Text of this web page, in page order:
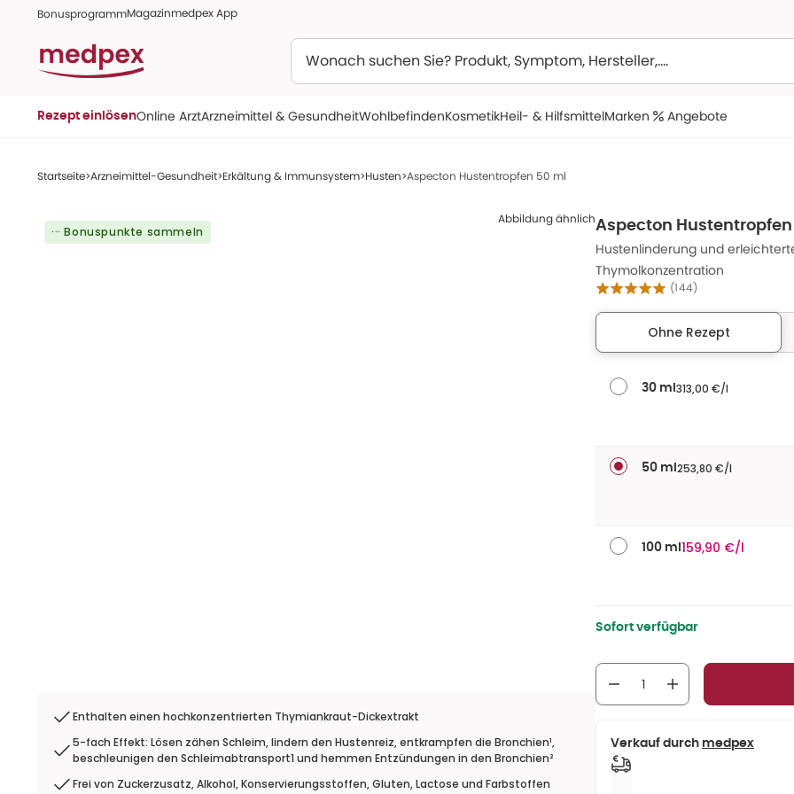
BonusprogrammMagazinmedpex App
Rezept einlösenOnline ArztArzneimittel & GesundheitWohlbefindenKosmetikHeil- & HilfsmittelMarken Angebote
Startseite Arzneimittel-Gesundheit Erkältung & Immunsystem Husten Aspecton Hustentropfen 50 ml
··· Bonuspunkte sammeln
Abbildung ähnlich
Enthalten einen hochkonzentrierten Thymiankraut-Dickextrakt
5-fach Effekt: Lösen zähen Schleim, lindern den Hustenreiz, entkrampfen die Bronchien¹,
beschleunigen den Schleimabtransport1 und hemmen Entzündungen in den Bronchien²
Frei von Zuckerzusatz, Alkohol, Konservierungsstoffen, Gluten, Lactose und Farbstoffen
Aspecton Hustentropfen
Hustenlinderung und
Thymolkonzentration
(144)
Ohne Rezept
30 ml 313,00 €/l
50 ml 253,80 €/l
100 ml 159,90 €/l
Sofort verfügbar
Verkauf durch medpex